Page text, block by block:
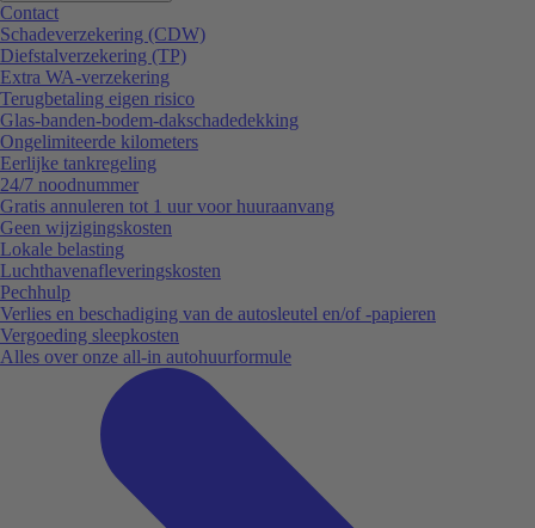
Contact
Schadeverzekering (CDW)
Diefstalverzekering (TP)
Extra WA-verzekering
Terugbetaling eigen risico
Glas-banden-bodem-dakschadedekking
Ongelimiteerde kilometers
Eerlijke tankregeling
24/7 noodnummer
Gratis annuleren tot 1 uur voor huuraanvang
Geen wijzigingskosten
Lokale belasting
Luchthavenafleveringskosten
Pechhulp
Verlies en beschadiging van de autosleutel en/of -papieren
Vergoeding sleepkosten
Alles over onze all-in autohuurformule